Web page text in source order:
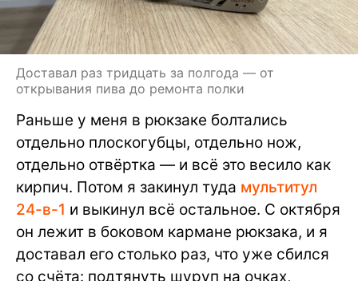
Доставал раз тридцать за полгода — от
открывания пива до ремонта полки
Раньше у меня в рюкзаке болтались
отдельно плоскогубцы, отдельно нож,
отдельно отвёртка — и всё это весило как
кирпич. Потом я закинул туда мультитул
24-в-1 и выкинул всё остальное. С октября
он лежит в боковом кармане рюкзака, и я
доставал его столько раз, что уже сбился
со счёта: подтянуть шуруп на очках,